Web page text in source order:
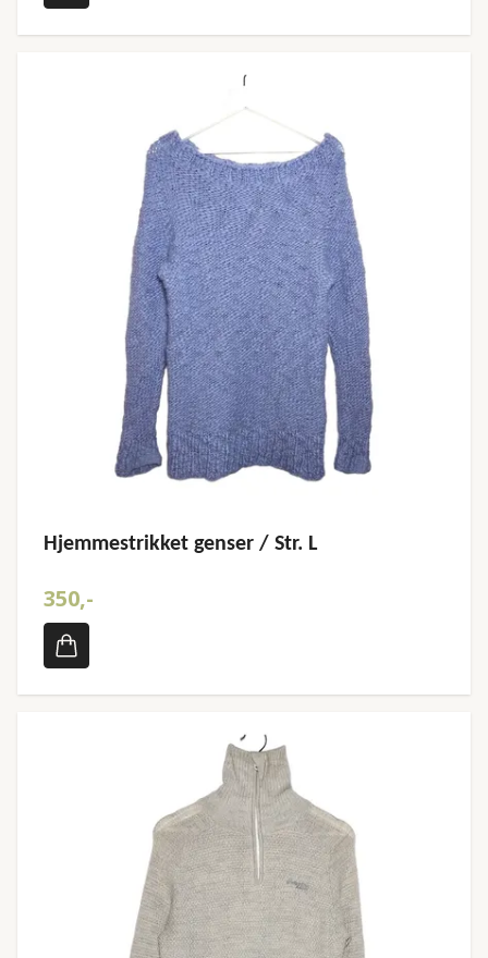
Hjemmestrikket genser / Str. L
350,-